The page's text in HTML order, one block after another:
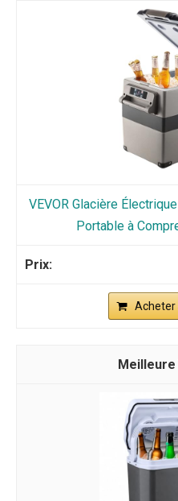
VEVOR Glacière
Portable à
Acheter